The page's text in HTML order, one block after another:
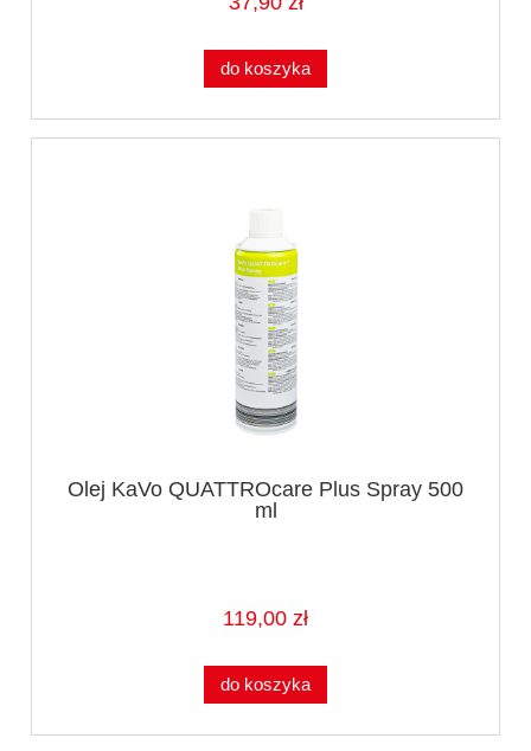
do koszyka
Olej KaVo QUATTROcare Plus Spray 500
ml
119,00 zł
do koszyka